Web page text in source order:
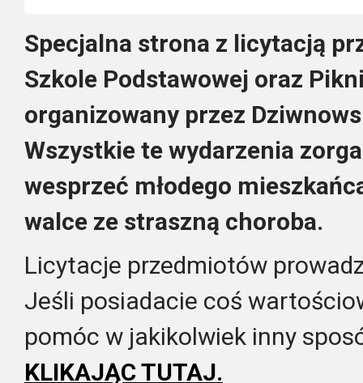
Specjalna strona z licytacją
Szkole Podstawowej oraz
organizowany przez
Wszystkie te wydarzenia
wesprzeć młodego
walce ze straszną choroba.
Licytacje przedmiotów
Jeśli posiadacie coś
pomóc w jakikolwiek inny
KLIKAJĄC TUTAJ.